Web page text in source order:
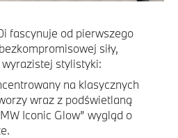
fascynuje od pierwszego
siły,
stylistyki:
na klasycznych
wraz z podświetlaną
Iconic Glow” wygląd o